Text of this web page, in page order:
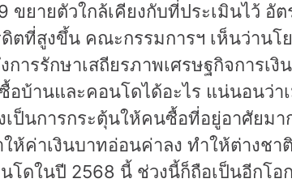
ยายตัวใกล้เคียงกับที่ประเมินไว้ อั
ที่สูงขึ้น คณะกรรมการฯ เห็นว่านโ
รรักษาเสถียรภาพเศรษฐกิจการเ
บ้านและคอนโดได้อะไร แน่นอนว่
ป็นการกระตุ้นให้คนซื้อที่อยู่อาศัยม
ให้ค่าเงินบาทอ่อนค่าลง ทำให้ต่า
ดในปี 2568 นี้ ช่วงนี้ก็ถือเป็นอีกโ